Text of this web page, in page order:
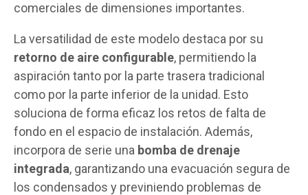
comerciales de dimensiones importantes.
La versatilidad de este modelo destaca por su
retorno de aire configurable, permitiendo la
aspiración tanto por la parte trasera tradicional
como por la parte inferior de la unidad. Esto
soluciona de forma eficaz los retos de falta de
fondo en el espacio de instalación. Además,
incorpora de serie una bomba de drenaje
integrada, garantizando una evacuación segura de
los condensados y previniendo problemas de